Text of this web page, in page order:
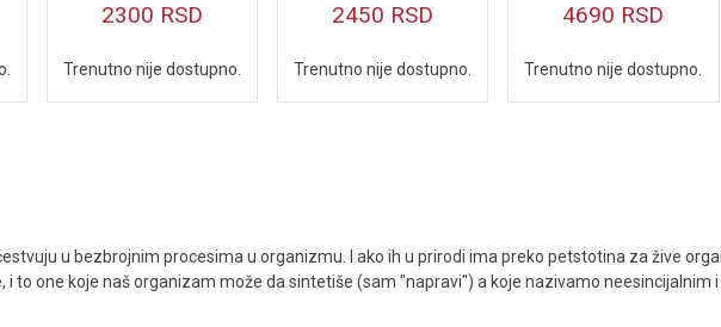
2300 RSD
Trenutno nije dostupno.
2450 RSD
Trenutno nije dostupno.
4690 RSD
Trenutno nije dostupno.
u bezbrojnim procesima u organizmu. I ako ih u prirodi ima preko petstotina za žive
to one koje naš organizam može da sintetiše (sam "napravi") a koje nazivamo neesincijalnim